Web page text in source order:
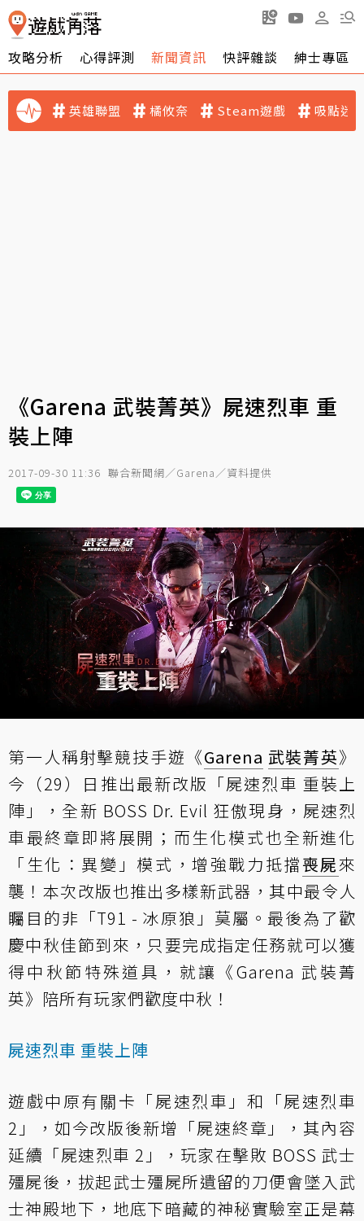
攻略分析 心得評測 新聞資訊 快評雜談 紳士專區
英雄聯盟 橘攸奈 Steam遊戲 吸點迷
《Garena 武裝菁英》屍速烈車 重
裝上陣
2017-09-30 11:36 聯合新聞網／Garena／資料提供
第一人稱射擊競技手遊《Garena 武裝菁英》
今（29）日推出最新改版「屍速烈車 重裝上
陣」，全新 BOSS Dr. Evil 狂傲現身，屍速烈
車最終章即將展開；而生化模式也全新進化
「生化：異變」模式，增強戰力抵擋喪屍來
襲！本次改版也推出多樣新武器，其中最令人
矚目的非「T91 - 冰原狼」莫屬。最後為了歡
慶中秋佳節到來，只要完成指定任務就可以獲
得中秋節特殊道具，就讓《Garena 武裝菁
英》陪所有玩家們歡度中秋！
屍速烈車 重裝上陣
遊戲中原有關卡「屍速烈車」和「屍速烈車
2」，如今改版後新增「屍速終章」，其內容
延續「屍速烈車 2」，玩家在擊敗 BOSS 武士
殭屍後，拔起武士殭屍所遺留的刀便會墜入武
士神殿地下，地底下暗藏的神秘實驗室正是幕